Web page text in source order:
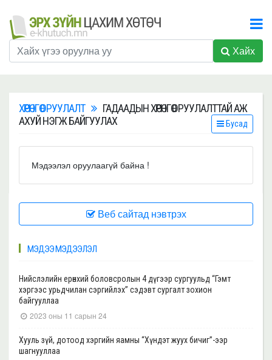
Хайх
ХӨРӨНГӨ ОРУУЛАЛТ
ГАДААДЫН ХӨРӨНГӨ ОРУУЛАЛТТАЙ АЖ
АХУЙ НЭГЖ БАЙГУУЛАХ
Бусад
Мэдээлэл оруулаагүй байна !
Веб сайтад нэвтрэх
МЭДЭЭ МЭДЭЭЛЭЛ
Нийслэлийн ерөнхий боловсролын 4 дүгээр сургуульд “Гэмт
хэргээс урьдчилан сэргийлэх” сэдэвт сургалт зохион
байгууллаа
2023 оны 11 сарын 24
Хууль зүй, дотоод хэргийн яамны “Хүндэт жуух бичиг”-ээр
шагнууллаа